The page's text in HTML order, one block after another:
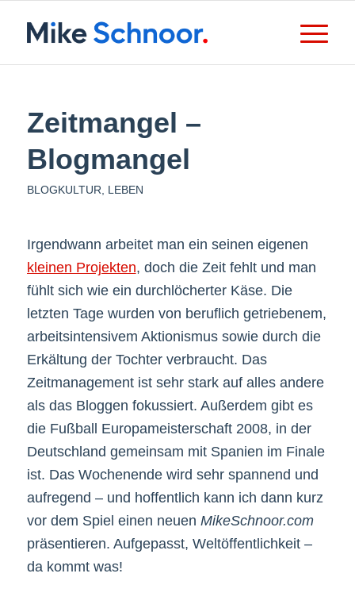
Zeitmangel –
Blogmangel
BLOGKULTUR LEBEN
Irgendwann arbeitet man ein seinen eigenen
kleinen Projekten, doch die Zeit fehlt und man
fühlt sich wie ein durchlöcherter Käse. Die
letzten Tage wurden von beruflich getriebenem,
arbeitsintensivem Aktionismus sowie durch die
Erkältung der Tochter verbraucht. Das
Zeitmanagement ist sehr stark auf alles andere
als das Bloggen fokussiert. Außerdem gibt es
die Fußball Europameisterschaft 2008, in der
Deutschland gemeinsam mit Spanien im Finale
ist. Das Wochenende wird sehr spannend und
aufregend – und hoffentlich kann ich dann kurz
vor dem Spiel einen neuen MikeSchnoor.com
präsentieren. Aufgepasst, Weltöffentlichkeit –
da kommt was!